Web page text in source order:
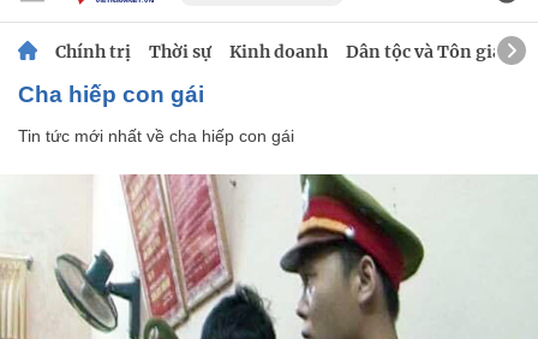
Chính trị Thời sự Kinh doanh Dân tộc và Tôn giáo
cha hiếp con gái
Tin tức mới nhất về cha hiếp con gái